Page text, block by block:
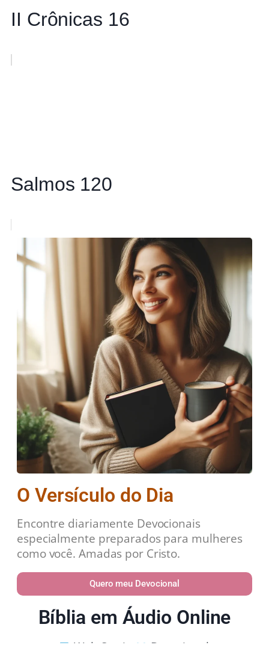
II Crônicas 16
Salmos 120
O Versículo do Dia
Encontre diariamente Devocionais
especialmente preparados para mulheres
como você. Amadas por Cristo.
Quero meu Devocional
Bíblia em Áudio Online
Web Stories
Devocional